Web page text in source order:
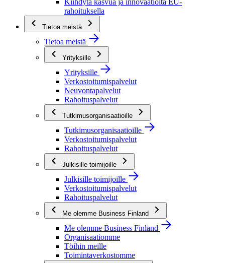
Kiihdytä kasvua ja innovaatioita EU-
rahoituksella
Tietoa meistä
Tietoa meistä
Yrityksille
Yrityksille
Verkostoitumispalvelut
Neuvontapalvelut
Rahoituspalvelut
Tutkimusorganisaatioille
Tutkimusorganisaatioille
Verkostoitumispalvelut
Rahoituspalvelut
Julkisille toimijoille
Julkisille toimijoille
Verkostoitumispalvelut
Rahoituspalvelut
Me olemme Business Finland
Me olemme Business Finland
Organisaatiomme
Töihin meille
Toimintaverkostomme